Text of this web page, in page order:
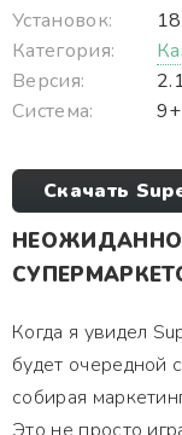
Установок:
Категория:
Версия:
Система:
9+
Скачать
Когда я увидел
будет очередной
собирая